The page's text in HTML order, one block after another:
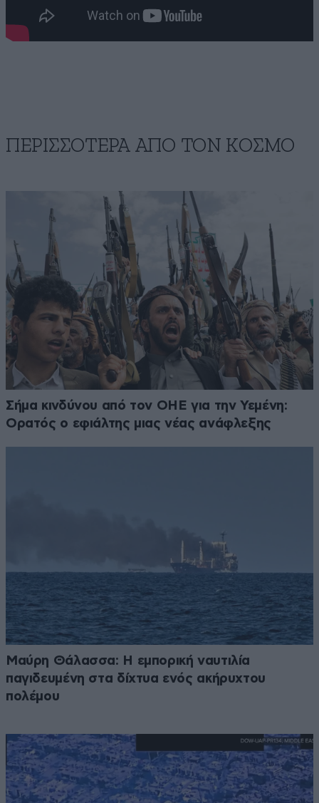
ΠΕΡΙΣΣΟΤΕΡΑ ΑΠΟ ΤΟΝ ΚΟΣΜΟ
Σήμα κινδύνου από τον ΟΗΕ για την Υεμένη:
Ορατός ο εφιάλτης μιας νέας ανάφλεξης
Μαύρη Θάλασσα: Η εμπορική ναυτιλία
παγιδευμένη στα δίχτυα ενός ακήρυχτου
πολέμου